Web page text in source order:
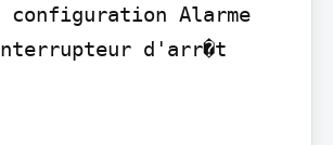
configuration Alarme
d'arr�t